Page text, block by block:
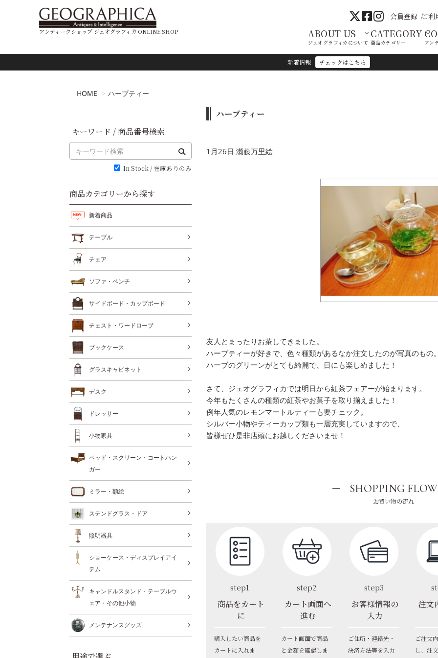
新着情報 チェックはこちら
アンティークショップ ジェオグラフィカ ONLINE SHOP
会員登録 ご利
ABOUT US
ジェオグラフィカについて
CATEGORY
商品カテゴリー アン
HOME ハーブティー
ハーブティー
1月26日 瀬藤万里絵
友人とまったりお茶してきました。
ハーブティーが好きで、色々種類があるなか注文したのが写真のもの
ハーブのグリーンがとても綺麗で、目にも楽しめました！
さて、ジェオグラフィカでは明日から紅茶フェアーが始まります。
今年もたくさんの種類の紅茶やお菓子を取り揃えました！
例年人気のレモンマートルティーも要チェック。
シルバー小物やティーカップ類も一層充実していますので、
皆様ぜひ是非店頭にお越しくださいませ！
SHOPPING FLOW
お買い物の流れ
step1
商品をカート
に
購入したい商品を
カートに入れま
step2
カート画面へ
進む
カート画面で商品
と金額を確認しま
step3
お客様情報の
入力
ご住所・連絡先・
決済方法等を入力
注文
ご注文
し、注
キーワード / 商品番号検索
In Stock / 在庫ありのみ
商品カテゴリーから探す
新着商品
テーブル
チェア
ソファ・ベンチ
サイドボード・カップボード
チェスト・ワードローブ
ブックケース
グラスキャビネット
デスク
ドレッサー
小物家具
ベッド・スクリーン・コートハン
ガー
ミラー・額絵
ステンドグラス・ドア
照明器具
ショーケース・ディスプレイアイ
テム
キャンドルスタンド・テーブルウ
ェア・その他小物
メンテナンスグッズ